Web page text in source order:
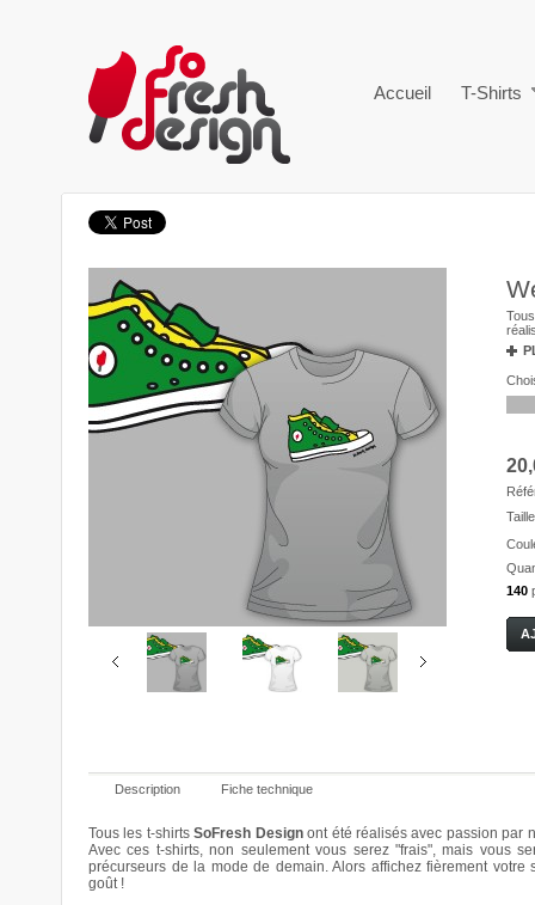
Accueil T-Shirts
140
Sunglasses
SoFresh
SoFresh
SoFresh
Description Fiche technique
Tous les t-shirtsSoFresh Designont été réalisés avec passion par
Avec ces t-shirts, non seulement vous serez "frais", mais vous
précurseurs de la mode de demain. Alors affichez fièrement votre
goût !